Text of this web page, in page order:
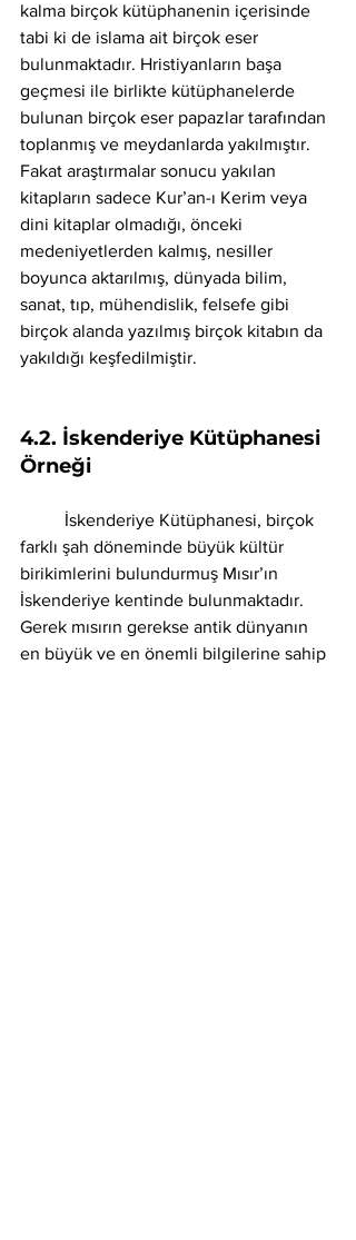
kalma birçok kütüphanenin içerisinde
tabi ki de islama ait birçok eser
bulunmaktadır. Hristiyanların başa
geçmesi ile birlikte kütüphanelerde
bulunan birçok eser papazlar tarafından
toplanmış ve meydanlarda yakılmıştır.
Fakat araştırmalar sonucu yakılan
kitapların sadece Kur’an-ı Kerim veya
dini kitaplar olmadığı, önceki
medeniyetlerden kalmış, nesiller
boyunca aktarılmış, dünyada bilim,
sanat, tıp, mühendislik, felsefe gibi
birçok alanda yazılmış birçok kitabın da
yakıldığı keşfedilmiştir.
4.2. İskenderiye Kütüphanesi
Örneği
farklı şah döneminde büyük kültür
birikimlerini bulundurmuş Mısır’ın
İskenderiye kentinde bulunmaktadır.
Gerek mısırın gerekse antik dünyanın
en büyük ve en önemli bilgilerine sahip